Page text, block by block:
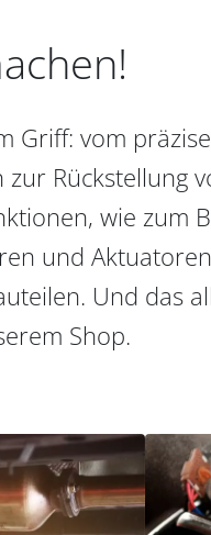
Griff: vom
Rückstellung
wie zum
und
Und das
Shop.